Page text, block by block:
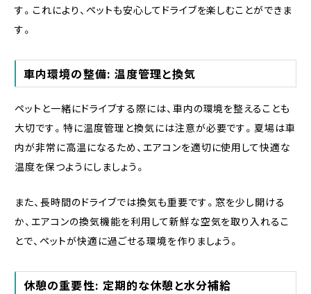
す。これにより、ペットも安心してドライブを楽しむことができま
す。
車内環境の整備: 温度管理と換気
ペットと一緒にドライブする際には、車内の環境を整えることも
大切です。特に温度管理と換気には注意が必要です。夏場は車
内が非常に高温になるため、エアコンを適切に使用して快適な
温度を保つようにしましょう。
また、長時間のドライブでは換気も重要です。窓を少し開ける
か、エアコンの換気機能を利用して新鮮な空気を取り入れるこ
とで、ペットが快適に過ごせる環境を作りましょう。
休憩の重要性: 定期的な休憩と水分補給